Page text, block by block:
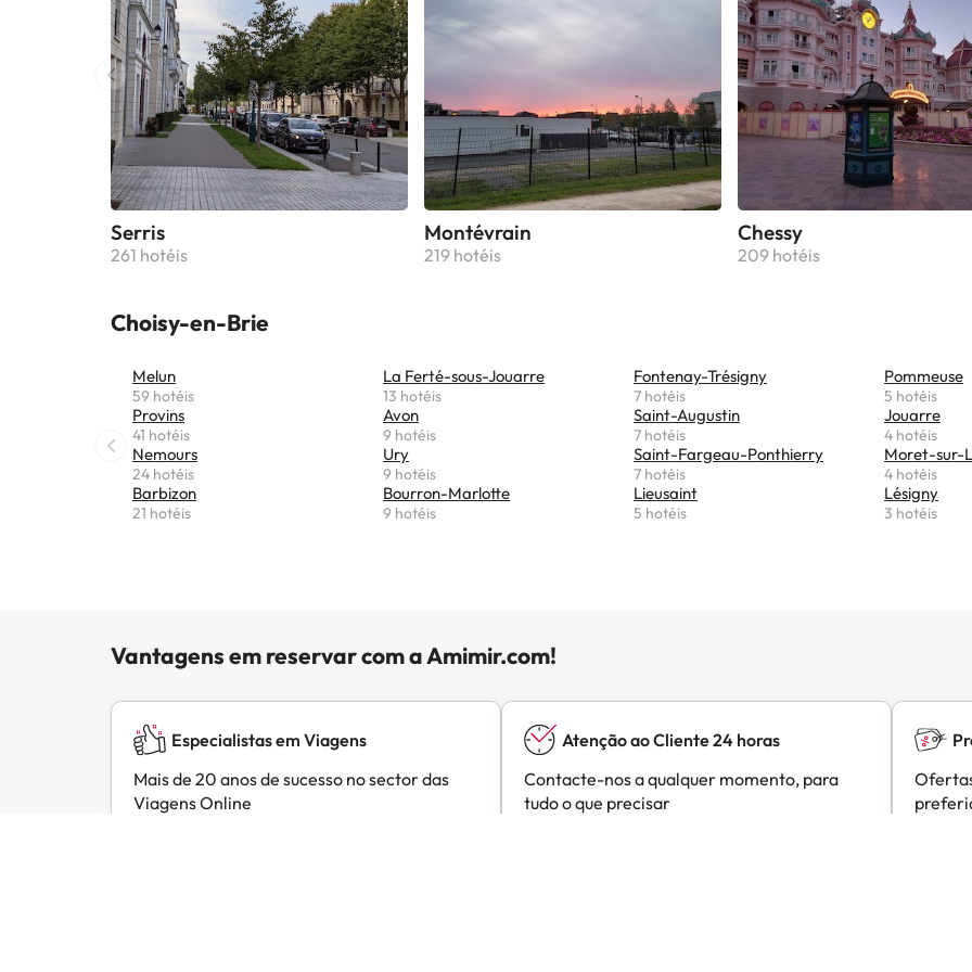
Serris
261 hotéis
Montévrain
219 hotéis
Chessy
209 hotéis
Choisy-en-Brie
Melun
59 hotéis
Provins
41 hotéis
Nemours
24 hotéis
Barbizon
21 hotéis
La Ferté-sous-Jouarre
13 hotéis
Avon
9 hotéis
Ury
9 hotéis
Bourron-Marlotte
9 hotéis
Fontenay-Trésigny
7 hotéis
Saint-Augustin
7 hotéis
Saint-Fargeau-Ponthierry
7 hotéis
Lieusaint
5 hotéis
Pommeuse
5 hotéis
Jouarre
4 hotéis
Moret-sur-
4 hotéis
Lésigny
3 hotéis
Vantagens em reservar com a Amimir.com!
Especialistas em Viagens
Mais de 20 anos de sucesso no sector das
Viagens Online
Atenção ao Cliente 24 horas
Contacte-nos a qualquer momento, para
tudo o que precisar